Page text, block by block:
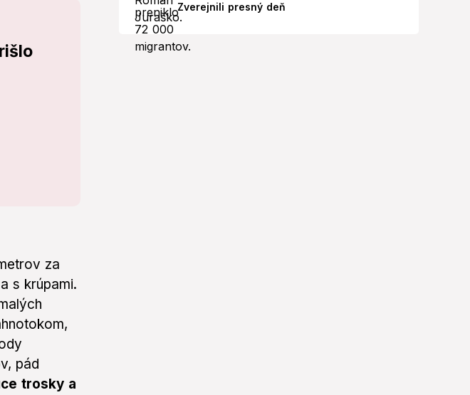
za
s krúpami.
pád
trosky a
Zverejnili presný deň